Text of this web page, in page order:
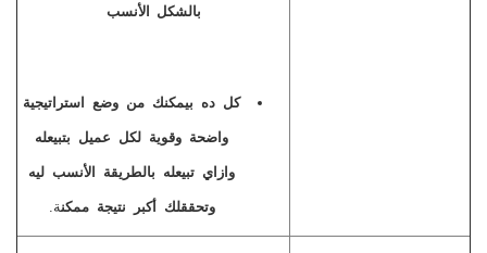
بالشكل الأنسب
كل ده بيمكنك من وضع استراتيجية
واضحة وقوية لكل عميل بتبيعله
وازاي تبيعله بالطريقة الأنسب ليه
وتحققلك أكبر نتيجة ممكنة